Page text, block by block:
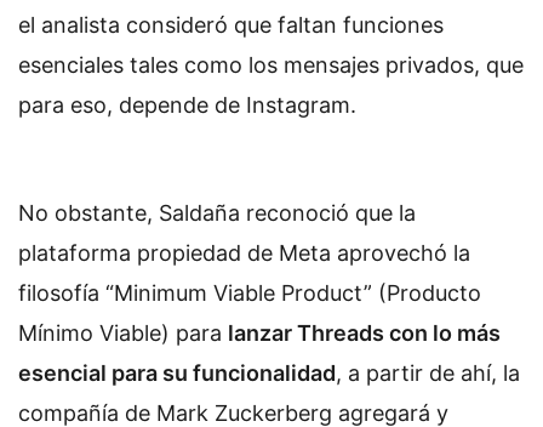
el analista consideró que faltan funciones
esenciales tales como los mensajes privados, que
para eso, depende de Instagram.
No obstante, Saldaña reconoció que la
plataforma propiedad de Meta aprovechó la
filosofía “Minimum Viable Product” (Producto
Mínimo Viable) para lanzar Threads con lo más
esencial para su funcionalidad, a partir de ahí, la
compañía de Mark Zuckerberg agregará y